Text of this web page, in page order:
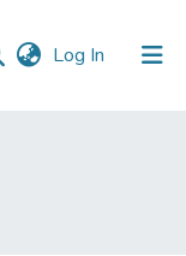
Log In (current)